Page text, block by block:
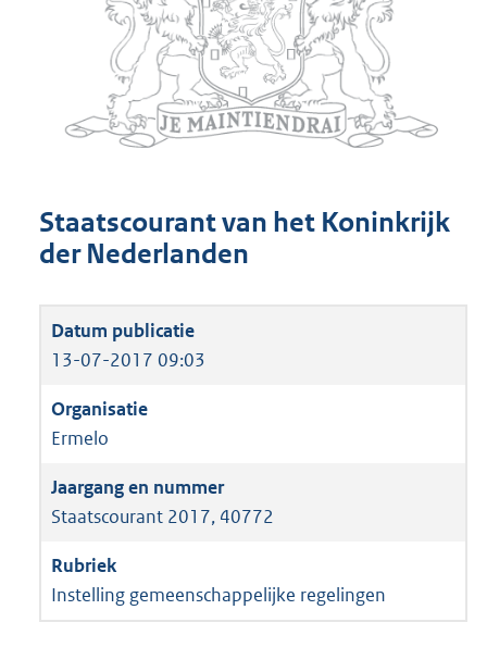
Staatscourant van het Koninkrijk
der Nederlanden
13-07-2017 09:03
Ermelo
Staatscourant 2017, 40772
Instelling gemeenschappelijke regelingen